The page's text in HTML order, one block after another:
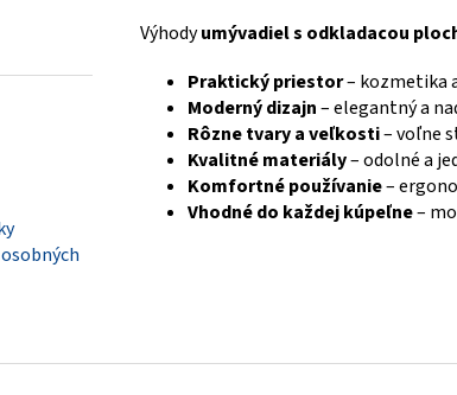
Výhodyumývadiel s odkladacou
Praktický priestor– kozmetika
Moderný dizajn– elegantný a
Rôzne tvary a veľkosti– voľne
Kvalitné materiály– odolné a
Komfortné používanie–
Vhodné do každej kúpeľne–